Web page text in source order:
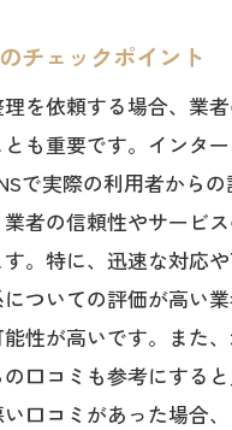
チェックポイント
を依頼する場合、業
も重要です。インタ
で実際の利用者から
者の信頼性やサービ
。特に、迅速な対応や
ついての評価が高い
性が高いです。また
口コミも参考にする
口コミがあった場合